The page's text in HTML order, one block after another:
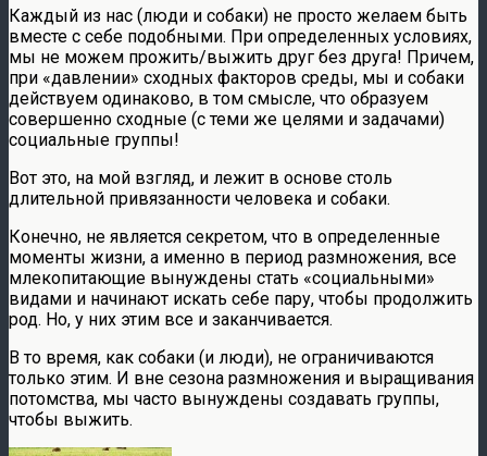
Каждый из нас (люди и собаки) не просто желаем быть
вместе с себе подобными. При определенных условиях,
мы не можем прожить/выжить друг без друга! Причем,
при «давлении» сходных факторов среды, мы и собаки
действуем одинаково, в том смысле, что образуем
совершенно сходные (с теми же целями и задачами)
социальные группы!
Вот это, на мой взгляд, и лежит в основе столь
длительной привязанности человека и собаки.
Конечно, не является секретом, что в определенные
моменты жизни, а именно в период размножения, все
млекопитающие вынуждены стать «социальными»
видами и начинают искать себе пару, чтобы продолжить
род. Но, у них этим все и заканчивается.
В то время, как собаки (и люди), не ограничиваются
только этим. И вне сезона размножения и выращивания
потомства, мы часто вынуждены создавать группы,
чтобы выжить.